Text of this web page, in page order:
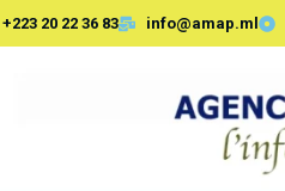
+223 20 22 36 83 info@amap.ml